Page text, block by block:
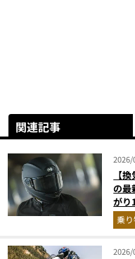
関連記事
2026/
【
の最
がり
フェ
乗
2026/